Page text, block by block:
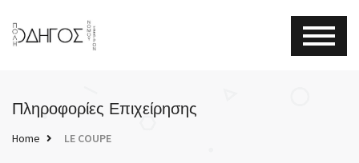
Πληροφορίες Επιχείρησης
Home LE COUPE